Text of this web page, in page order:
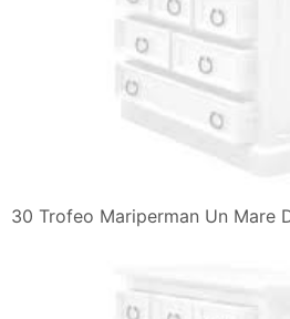
Esperimusme Baby Un Mare Di